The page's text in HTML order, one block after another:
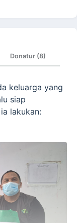
Donatur (8)
keluarga yang
siap
lakukan: